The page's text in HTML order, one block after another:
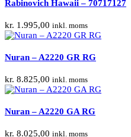
Rabinovich Hawaii – 70717127
kr. 1.995,00 inkl. moms
Nuran – A2220 GR RG
kr. 8.825,00 inkl. moms
Nuran – A2220 GA RG
kr. 8.025,00 inkl. moms